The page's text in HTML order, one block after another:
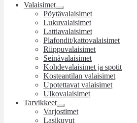
Valaisimet
Laajenna
alemman
tason
valikko
Pöytävalaisimet
Lukuvalaisimet
Lattiavalaisimet
Plafondit/kattovalaisimet
Riippuvalaisimet
Seinävalaisimet
Kohdevalaisimet ja spotit
Kosteantilan valaisimet
Upotettavat valaisimet
Ulkovalaisimet
Tarvikkeet
Laajenna
alemman
Varjostimet
Lasikuvut